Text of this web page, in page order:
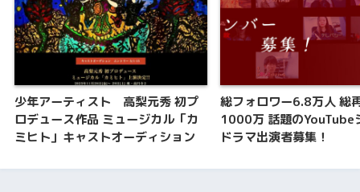
少年アーティスト 高梨元秀 初プ
ロデュース作品 ミュージカル「カ
ミヒト」キャストオーディション
総フォロワー6.8万人 総
1000万 話題のYouTube
ドラマ出演者募集！